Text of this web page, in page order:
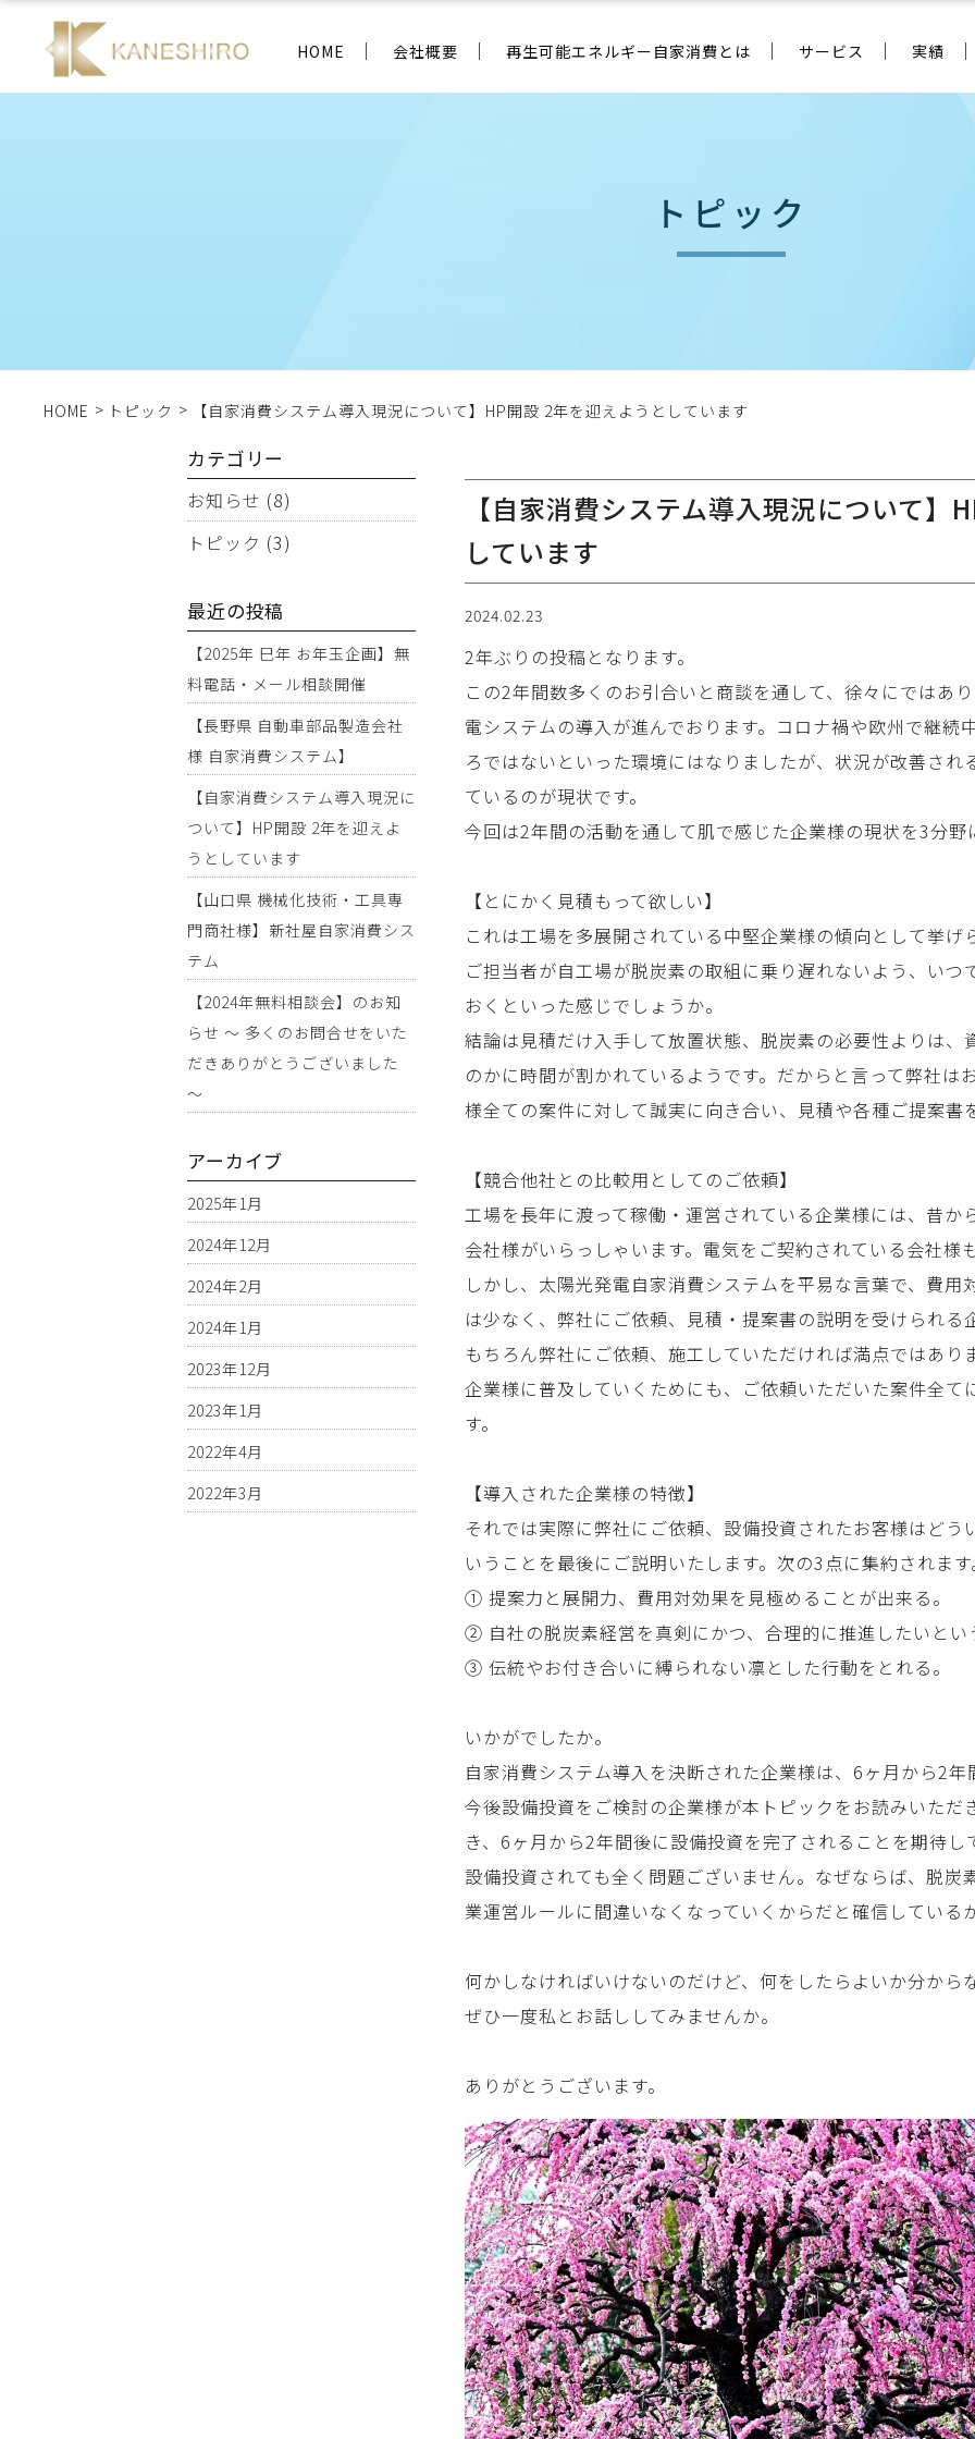
HOME 会社概要 再生可能エネルギー自家消費とは サービス 実績
トピック
HOME トピック 【自家消費システム導入現況について】HP開設 2年を迎えようとしています
【自家消費システム導入現況について】
しています
2024.02.23
2年ぶりの投稿となります。
この2年間数多くのお引合いと商談を通して、徐々にではあ
電システムの導入が進んでおります。コロナ禍や欧州で継続
ろではないといった環境にはなりましたが、状況が改善さ
ているのが現状です。
今回は2年間の活動を通して肌で感じた企業様の現状を3分
【とにかく見積もって欲しい】
これは工場を多展開されている中堅企業様の傾向として挙げ
ご担当者が自工場が脱炭素の取組に乗り遅れないよう、い
おくといった感じでしょうか。
結論は見積だけ入手して放置状態、脱炭素の必要性よりは
のかに時間が割かれているようです。だからと言って弊社は
様全ての案件に対して誠実に向き合い、見積や各種ご提案書
【競合他社との比較用としてのご依頼】
工場を長年に渡って稼働・運営されている企業様には、昔か
会社様がいらっしゃいます。電気をご契約されている会社様
しかし、太陽光発電自家消費システムを平易な言葉で、費
は少なく、弊社にご依頼、見積・提案書の説明を受けられる
もちろん弊社にご依頼、施工していただければ満点ではあ
企業様に普及していくためにも、ご依頼いただいた案件全
す。
【導入された企業様の特徴】
それでは実際に弊社にご依頼、設備投資されたお客様はど
いうことを最後にご説明いたします。次の3点に集約されま
① 提案力と展開力、費用対効果を見極めることが出来る。
② 自社の脱炭素経営を真剣にかつ、合理的に推進したいと
③ 伝統やお付き合いに縛られない凛とした行動をとれる。
いかがでしたか。
自家消費システム導入を決断された企業様は、6ヶ月から2
今後設備投資をご検討の企業様が本トピックをお読みいただ
き、6ヶ月から2年間後に設備投資を完了されることを期待
設備投資されても全く問題ございません。なぜならば、脱炭
業運営ルールに間違いなくなっていくからだと確信している
何かしなければいけないのだけど、何をしたらよいか分から
ぜひ一度私とお話ししてみませんか。
ありがとうございます。
カテゴリー
お知らせ (8)
トピック (3)
最近の投稿
【2025年 巳年 お年玉企画】無
料電話・メール相談開催
【長野県 自動車部品製造会社
様 自家消費システム】
【自家消費システム導入現況に
ついて】HP開設 2年を迎えよ
うとしています
【山口県 機械化技術・工具専
門商社様】新社屋自家消費シス
テム
【2024年無料相談会】のお知
らせ ～ 多くのお問合せをいた
だきありがとうございました
～
アーカイブ
2025年1月
2024年12月
2024年2月
2024年1月
2023年12月
2023年1月
2022年4月
2022年3月